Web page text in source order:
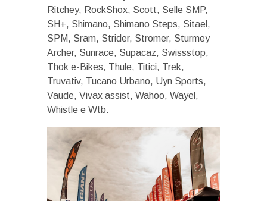
Ritchey, RockShox, Scott, Selle SMP,
SH+, Shimano, Shimano Steps, Sitael,
SPM, Sram, Strider, Stromer, Sturmey
Archer, Sunrace, Supacaz, Swissstop,
Thok e-Bikes, Thule, Titici, Trek,
Truvativ, Tucano Urbano, Uyn Sports,
Vaude, Vivax assist, Wahoo, Wayel,
Whistle e Wtb.